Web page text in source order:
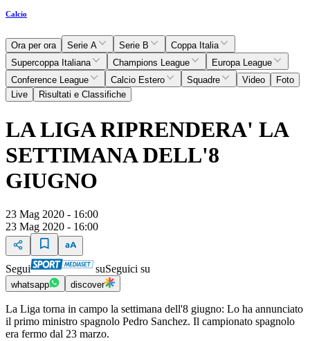
Calcio
Ora per ora Serie A Serie B
Coppa Italia
Supercoppa Italiana
Champions League
Europa League
Conference League
Calcio Estero Squadre Video
Foto
Live
Risultati e Classifiche
LA LIGA RIPRENDERA' LA
SETTIMANA DELL'8
GIUGNO
23 Mag 2020 - 16:00
23 Mag 2020 - 16:00
Segui suSeguici su
whatsapp discover
La Liga torna in campo la settimana dell'8 giugno: Lo ha annunciato
il primo ministro spagnolo Pedro Sanchez. Il campionato spagnolo
era fermo dal 23 marzo.